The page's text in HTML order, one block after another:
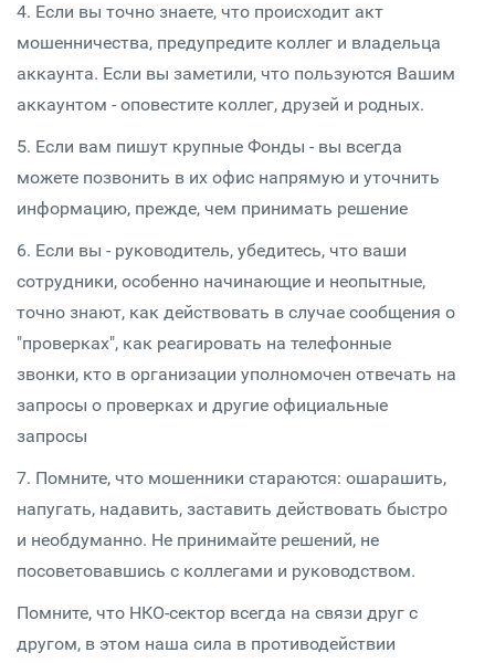
4. Если вы точно знаете, что происходит акт
мошенничества, предупредите коллег и владельца
аккаунта. Если вы заметили, что пользуются Вашим
аккаунтом - оповестите коллег, друзей и родных.
5. Если вам пишут крупные Фонды - вы всегда
можете позвонить в их офис напрямую и уточнить
информацию, прежде, чем принимать решение
6. Если вы - руководитель, убедитесь, что ваши
сотрудники, особенно начинающие и неопытные,
точно знают, как действовать в случае сообщения о
"проверках", как реагировать на телефонные
звонки, кто в организации уполномочен отвечать на
запросы о проверках и другие официальные
запросы
7. Помните, что мошенники стараются: ошарашить,
напугать, надавить, заставить действовать быстро
и необдуманно. Не принимайте решений, не
посоветовавшись с коллегами и руководством.
Помните, что НКО-сектор всегда на связи друг с
другом, в этом наша сила в противодействии